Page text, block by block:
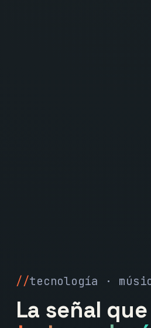
tecnología ·
La señal